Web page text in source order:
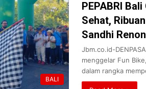
BALI
PEPABRI
Sehat,
Sandhi Renon
Jbm.co.id-
menggelar Fun
dalam rangka